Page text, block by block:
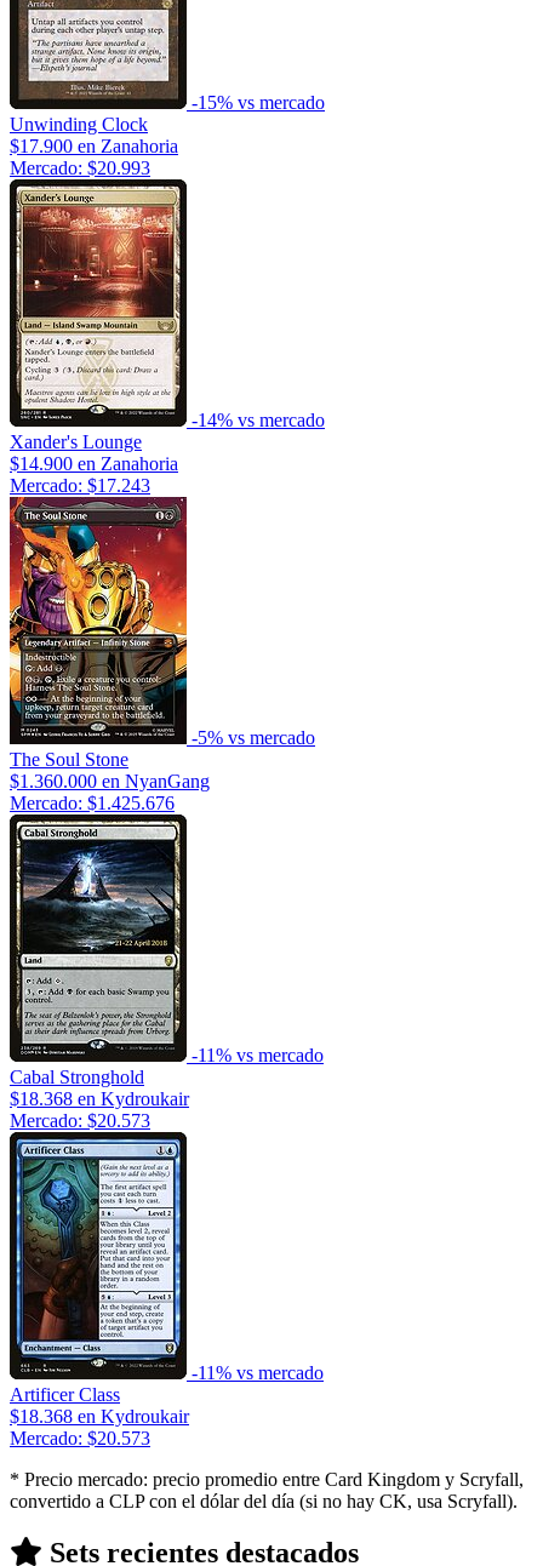
-15% vs mercado
Unwinding Clock
$17.900 en Zanahoria
Mercado: $20.993
-14% vs mercado
Xander's Lounge
$14.900 en Zanahoria
Mercado: $17.243
-5% vs mercado
The Soul Stone
$1.360.000 en NyanGang
Mercado: $1.425.676
-11% vs mercado
Cabal Stronghold
$18.368 en Kydroukair
Mercado: $20.573
-11% vs mercado
Artificer Class
$18.368 en Kydroukair
Mercado: $20.573
* Precio mercado: precio promedio entre Card Kingdom y Scryfall,
convertido a CLP con el dólar del día (si no hay CK, usa Scryfall).
Sets recientes destacados